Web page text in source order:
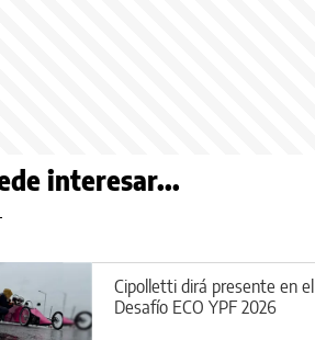
interesar...
Cipolletti dirá presente en el
Desafío ECO YPF 2026